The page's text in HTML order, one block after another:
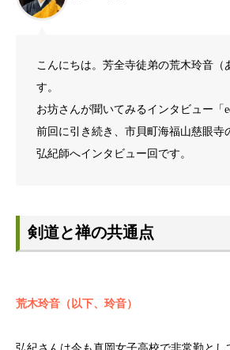
こんにちは。芳全寺徒弟の荒木玲音（
す。
お坊さんが聞いてみるインタビュー「
前回に引き続き、市貝町海福山慈眼寺
弘紀師へインタビュー回です。
剣道と禅の共通点
荒木玲音（以下、玲音）